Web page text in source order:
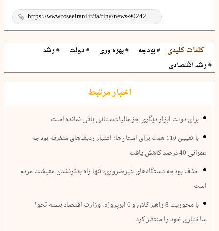
کلمات کلیدی: # بودجه # بهره وری # دولت
# رشد
# رشد اقتصادی
اخبار مرتبط
برای دولت ابزار دیگری جز مالیات‌ستانی باقی نمانده است
با تعیین 110 همت برای استان‌ها: اعتبار ردیف‌های متفرقه بودجه
عمرانی 40 درصد کاهش یافت
حذف بودجه دستگاه‌های غیرضروری، تنها راه بدترنشدن معیشت مردم
است
با محوریت 8 راهبر کلان و 6 ابرپروژه: وزارت اقتصاد بسته تحول
ساختاری خود را منتشر کرد